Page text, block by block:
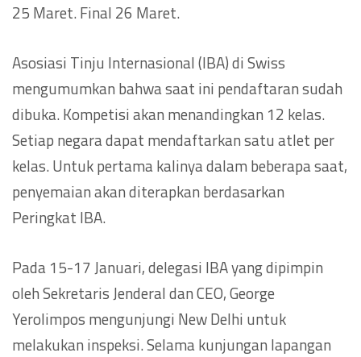
25 Maret. Final 26 Maret.
Asosiasi Tinju Internasional (IBA) di Swiss
mengumumkan bahwa saat ini pendaftaran sudah
dibuka. Kompetisi akan menandingkan 12 kelas.
Setiap negara dapat mendaftarkan satu atlet per
kelas. Untuk pertama kalinya dalam beberapa saat,
penyemaian akan diterapkan berdasarkan
Peringkat IBA.
Pada 15-17 Januari, delegasi IBA yang dipimpin
oleh Sekretaris Jenderal dan CEO, George
Yerolimpos mengunjungi New Delhi untuk
melakukan inspeksi. Selama kunjungan lapangan